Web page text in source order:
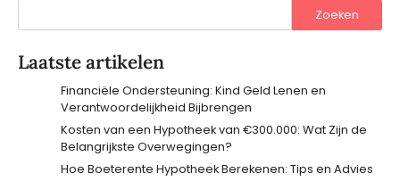
Zoeken
Laatste artikelen
Financiële Ondersteuning: Kind Geld Lenen en
Verantwoordelijkheid Bijbrengen
Kosten van een Hypotheek van €300.000: Wat Zijn de
Belangrijkste Overwegingen?
Hoe Boeterente Hypotheek Berekenen: Tips en Advies